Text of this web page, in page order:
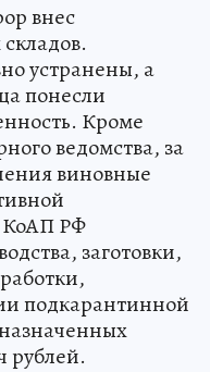
внес
устранены, а
понесли
Кроме
ведомства, за
виновные
КоАП РФ
заготовки,
подкарантинной
рублей.